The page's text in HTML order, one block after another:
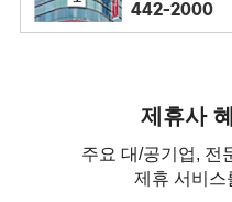
442-2000
제휴사
주요 대/공기업, 전
제휴 서비스